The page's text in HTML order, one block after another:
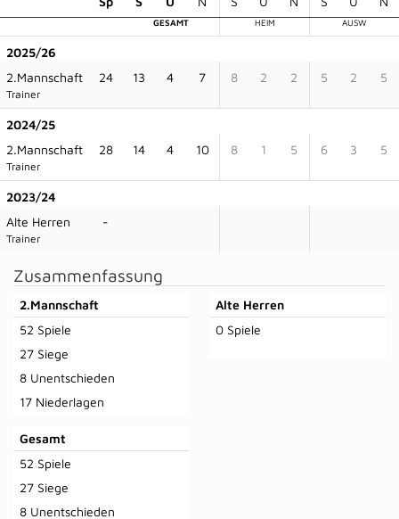
GESAMT HEIM AUSW
2025/26
2.Mannschaft
Trainer
24 13 4 7 8 2 2 5 2 5
2024/25
2.Mannschaft
Trainer
28 14 4 10 8 1 5 6 3 5
2023/24
Alte Herren
Trainer
-
Zusammenfassung
2.Mannschaft
52 Spiele
27 Siege
8 Unentschieden
17 Niederlagen
Alte Herren
0 Spiele
Gesamt
52 Spiele
27 Siege
8 Unentschieden